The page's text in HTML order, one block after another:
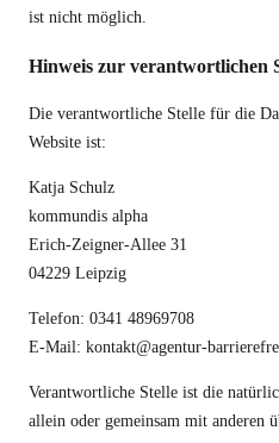
ist nicht möglich.
Hinweis zur verantwortlichen
Die verantwortliche Stelle für die
Website ist:
Katja Schulz
kommundis alpha
Erich-Zeigner-Allee 31
04229 Leipzig
Telefon: 0341 48969708
E-Mail: kontakt@agentur-
Verantwortliche Stelle ist die
allein oder gemeinsam mit anderen